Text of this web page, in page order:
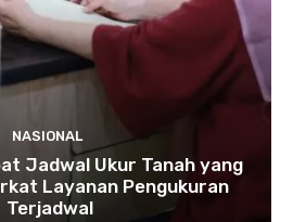
NASIONAL
Jadwal Ukur Tanah yang
Layanan Pengukuran
Terjadwal